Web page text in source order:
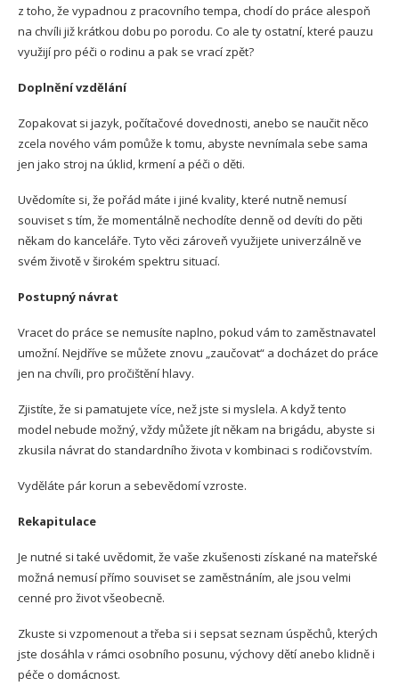
z toho, že vypadnou z pracovního tempa, chodí do práce alespoň
na chvíli již krátkou dobu po porodu. Co ale ty ostatní, které pauzu
využijí pro péči o rodinu a pak se vrací zpět?
Doplnění vzdělání
Zopakovat si jazyk, počítačové dovednosti, anebo se naučit něco
zcela nového vám pomůže k tomu, abyste nevnímala sebe sama
jen jako stroj na úklid, krmení a péči o děti.
Uvědomíte si, že pořád máte i jiné kvality, které nutně nemusí
souviset s tím, že momentálně nechodíte denně od devíti do pěti
někam do kanceláře. Tyto věci zároveň využijete univerzálně ve
svém životě v širokém spektru situací.
Postupný návrat
Vracet do práce se nemusíte naplno, pokud vám to zaměstnavatel
umožní. Nejdříve se můžete znovu „zaučovat“ a docházet do práce
jen na chvíli, pro pročištění hlavy.
Zjistíte, že si pamatujete více, než jste si myslela. A když tento
model nebude možný, vždy můžete jít někam na brigádu, abyste si
zkusila návrat do standardního života v kombinaci s rodičovstvím.
Vyděláte pár korun a sebevědomí vzroste.
Rekapitulace
Je nutné si také uvědomit, že vaše zkušenosti získané na mateřské
možná nemusí přímo souviset se zaměstnáním, ale jsou velmi
cenné pro život všeobecně.
Zkuste si vzpomenout a třeba si i sepsat seznam úspěchů, kterých
jste dosáhla v rámci osobního posunu, výchovy dětí anebo klidně i
péče o domácnost.